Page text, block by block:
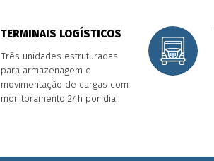
TERMINAIS LOGÍSTICOS
Três unidades estruturadas
para armazenagem e
movimentação de cargas com
monitoramento 24h por dia.